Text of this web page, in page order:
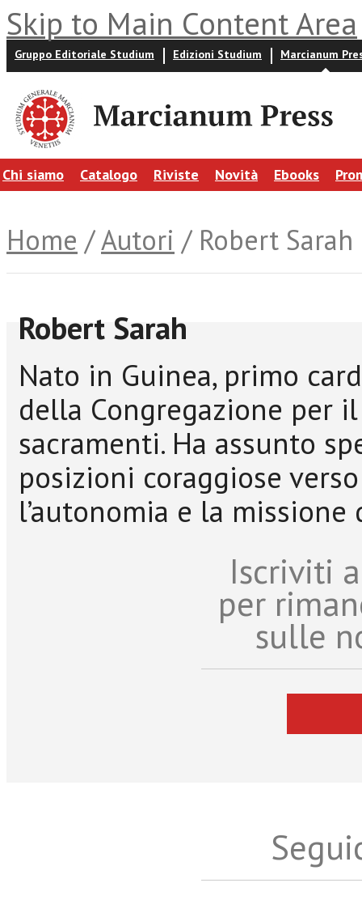
Skip to Main Content Area
Gruppo Editoriale Studium Edizioni Studium Marcianum
Chi siamo Catalogo Riviste Novità Ebooks
Home /Autori / Robert Sarah
Robert Sarah
Nato in Guinea, primo
della Congregazione per
sacramenti. Ha assunto
posizioni coraggiose
l’autonomia e la
Iscriviti
per
sulle